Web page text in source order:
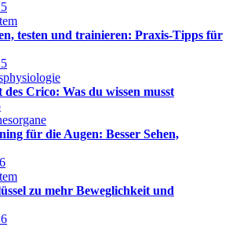
testen und trainieren: Praxis‑Tipps für
Crico: Was du wissen musst
für die Augen: Besser Sehen,
zu mehr Beweglichkeit und